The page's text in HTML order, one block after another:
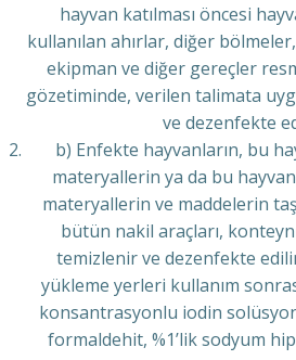
hayvan katılması öncesi
kullanılan ahırlar, diğer
ekipman ve diğer gereçler
gözetiminde, verilen talimata
ve dezenfekte
b) Enfekte hayvanların, bu
materyallerin ya da bu
materyallerin ve maddelerin
bütün nakil araçları,
temizlenir ve dezenfekte
yükleme yerleri kullanım
konsantrasyonlu iodin
formaldehit, %1’lik sodyum